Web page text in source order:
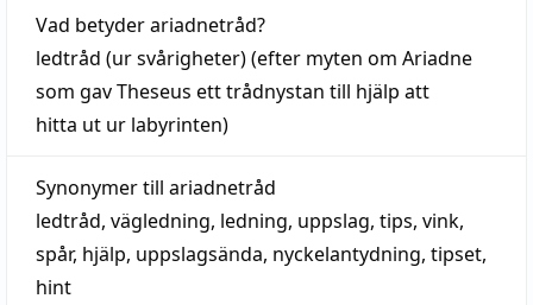
Vad betyderariadnetråd?
ledtråd (ur svårigheter) (efter myten om Ariadne
som gav Theseus ett trådnystan till hjälp att
hitta ut ur labyrinten)
Synonymer till ariadnetråd
ledtråd, vägledning, ledning, uppslag, tips, vink,
spår, hjälp, uppslagsända, nyckelantydning, tipset,
hint